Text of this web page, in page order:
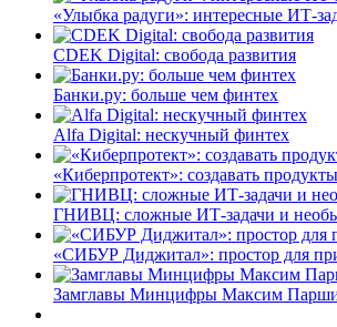
«Улыбка радуги»: интересные ИТ-
CDEK Digital: свобода развития
Банки.ру: больше чем финтех
Alfa Digital: нескучный финтех
«Киберпротект»: создавать
ГНИВЦ: сложные ИТ‑задачи и
«СИБУР Диджитал»: простор для
Замглавы Минцифры Максим